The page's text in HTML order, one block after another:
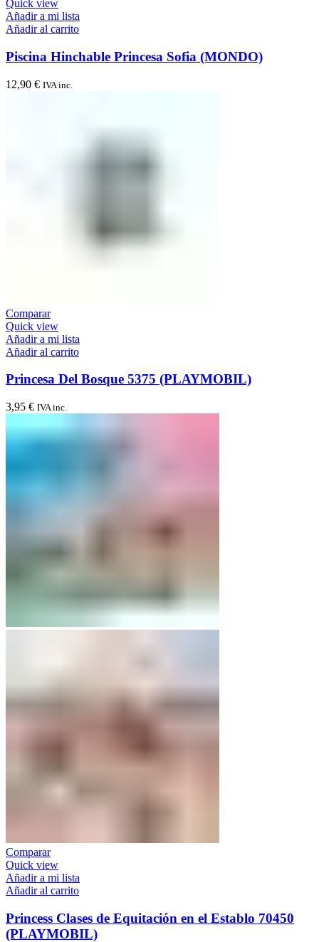
Quick view
Añadir a mi lista
Añadir al carrito
Piscina Hinchable Princesa Sofia (MONDO)
12,90 € IVA inc.
Comparar
Quick view
Añadir a mi lista
Añadir al carrito
Princesa Del Bosque 5375 (PLAYMOBIL)
3,95 € IVA inc.
Comparar
Quick view
Añadir a mi lista
Añadir al carrito
Princess Clases de Equitación en el Establo 70450
(PLAYMOBIL)